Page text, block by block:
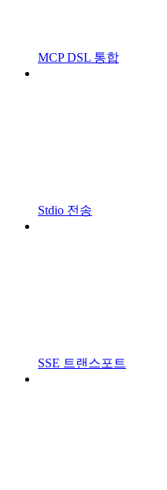
MCP DSL 통합
Stdio 전송
SSE 트랜스포트